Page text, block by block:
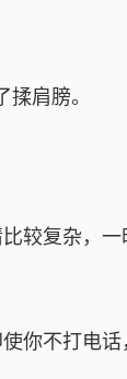
肩膀。
较复杂，一
你不打电